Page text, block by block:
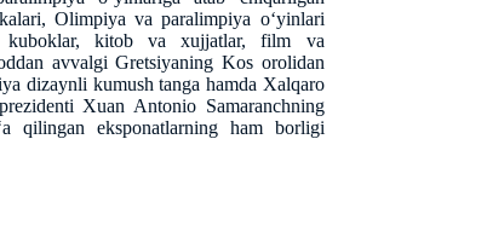
Olimpiya va paralimpiya o‘yinlari
kuboklar, kitob va xujjatlar, film va
avvalgi Gretsiyaning Kos orolidan
dizaynli kumush tanga hamda Xalqaro
Xuan Antonio Samaranchning
qilingan eksponatlarning ham borligi